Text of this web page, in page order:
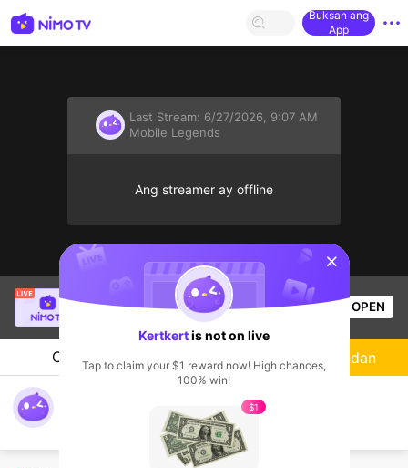
Buksan ang
App
Last Stream: 6/27/2026, 9:07 AM
Mobile Legends
Ang streamer ay offline
Tông GameShow is live!
Mobile Legends
55 Views OPEN
Chat Streamer Sundan
sentinelStart
Kertkertis not on live
Tap to claim your $1 reward now! High chances,
100% win!
$1